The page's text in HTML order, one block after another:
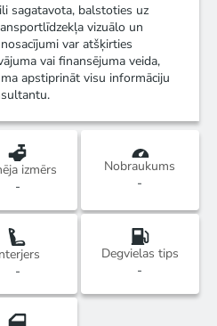
sagatavota, balstoties uz
vizuālo un
var atšķirties
vai finansējuma veida,
apstiprināt visu informāciju
izmērs
-
Nobraukums
-
-
Degvielas tips
-